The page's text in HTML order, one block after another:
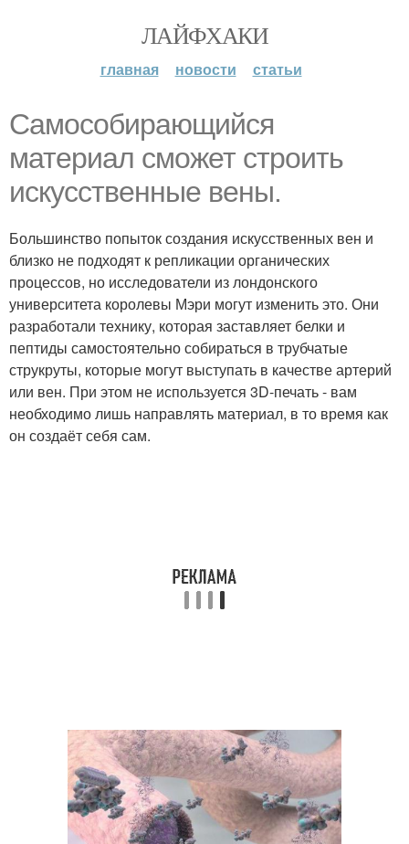
ЛАЙФХАКИ
главная новости статьи
Самособирающийся
материал сможет строить
искусственные вены.
Большинство попыток создания искусственных вен и
близко не подходят к репликации органических
процессов, но исследователи из лондонского
университета королевы Мэри могут изменить это. Они
разработали технику, которая заставляет белки и
пептиды самостоятельно собираться в трубчатые
струкруты, которые могут выступать в качестве артерий
или вен. При этом не используется 3D-печать - вам
необходимо лишь направлять материал, в то время как
он создаёт себя сам.